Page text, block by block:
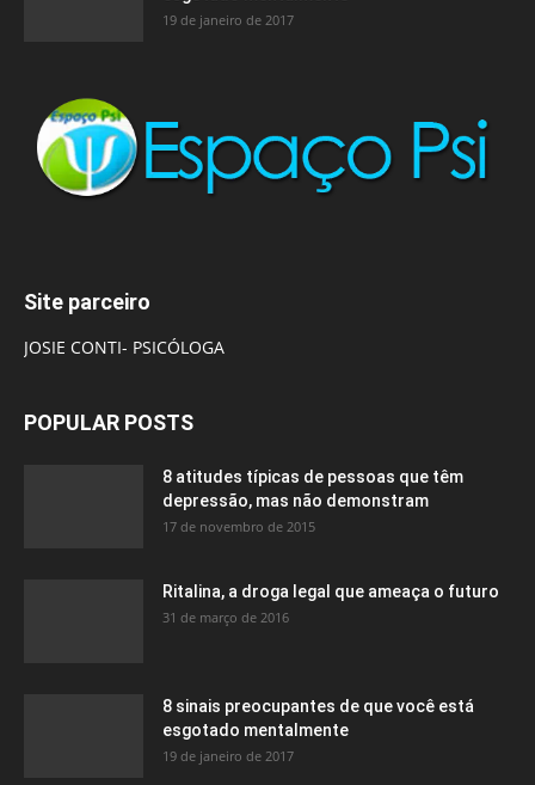
19 de janeiro de 2017
Site parceiro
JOSIE CONTI- PSICÓLOGA
POPULAR POSTS
8 atitudes típicas de pessoas que têm
depressão, mas não demonstram
17 de novembro de 2015
Ritalina, a droga legal que ameaça o futuro
31 de março de 2016
8 sinais preocupantes de que você está
esgotado mentalmente
19 de janeiro de 2017